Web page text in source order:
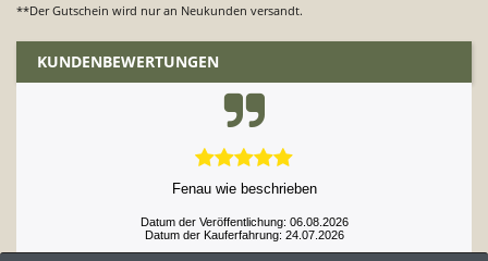
**Der Gutschein wird nur an Neukunden versandt.
KUNDENBEWERTUNGEN
Fenau wie beschrieben
Datum der Veröffentlichung: 06.08.2026
Datum der Kauferfahrung: 24.07.2026